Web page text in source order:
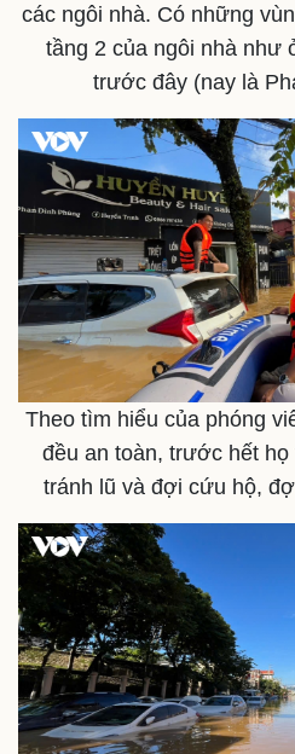
Kinh tế
Bất động sản
Khởi nghiệp
các ngôi nhà. Có những
tầng 2 của ngôi nhà như
trước đây (nay là
Theo tìm hiểu của phóng
đều an toàn, trước hết
tránh lũ và đợi cứu hộ,